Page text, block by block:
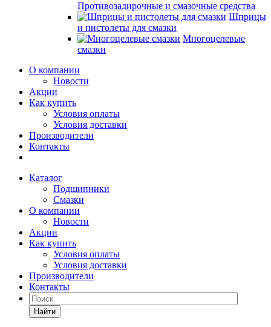
Противозадирочные и смазочные средства
Шприцы
и пистолеты для смазки
Многоцелевые
смазки
О компании
Новости
Акции
Как купить
Условия оплаты
Условия доставки
Производители
Контакты
Каталог
Подшипники
Смазки
О компании
Новости
Акции
Как купить
Условия оплаты
Условия доставки
Производители
Контакты
Найти